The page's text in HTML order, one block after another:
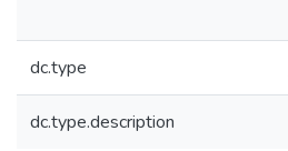
dc.type
dc.type.description